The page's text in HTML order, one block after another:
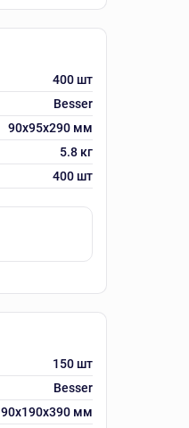
400 шт
Besser
90х95х290 мм
5.8 кг
400 шт
150 шт
Besser
90х190х390 мм